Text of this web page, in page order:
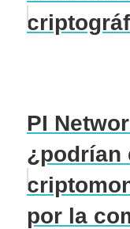
PI
¿podrían
por la